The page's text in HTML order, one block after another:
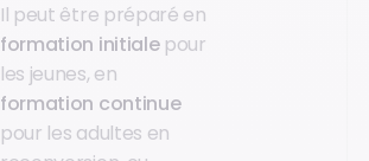
Il peut être préparé en
formation initialepour
les jeunes, en
formation continue
pour les adultes en